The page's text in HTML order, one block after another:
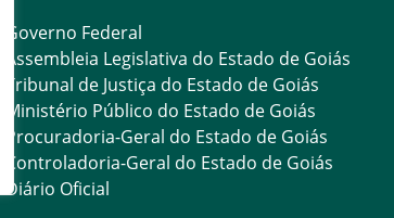
Governo Federal
Assembleia Legislativa do Estado de Goiás
Tribunal de Justiça do Estado de Goiás
Ministério Público do Estado de Goiás
Procuradoria-Geral do Estado de Goiás
Controladoria-Geral do Estado de Goiás
Diário Oficial